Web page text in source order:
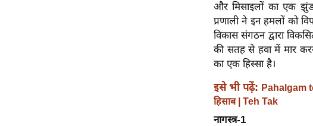
और मिसाइलों का एक झुंड
प्रणाली ने इन हमलों को
विकास संगठन द्वारा
की सतह से हवा में मार
का एक हिस्सा है।
इसे भी पढ़ें: Pahalgam
हिसाब | Teh Tak
नागस्त्र-1